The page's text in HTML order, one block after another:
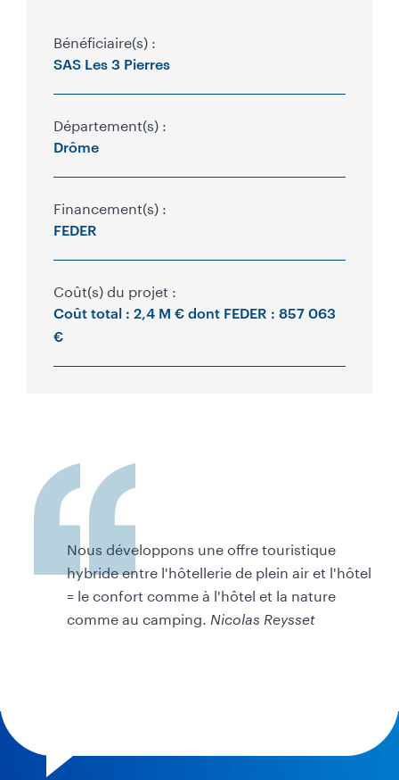
P
r
o
g
a
m
a
t
i
Bénéficiaire(s) :
SAS Les 3 Pierres
Département(s) :
Drôme
Financement(s) :
FEDER
Coût(s) du projet :
Coût total : 2,4 M € dont FEDER : 857 063
€
o
Nous développons une offre touristique
hybride entre l'hôtellerie de plein air et l'hôtel
= le confort comme à l'hôtel et la nature
comme au camping. Nicolas Reysset